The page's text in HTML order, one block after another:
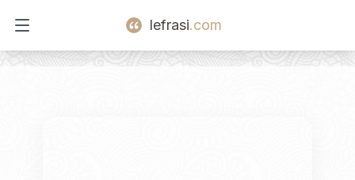
Open main menu
lefrasi.com